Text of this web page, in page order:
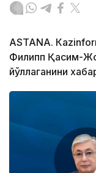
ASTANА.
Филипп Қасим-
йўллаганини